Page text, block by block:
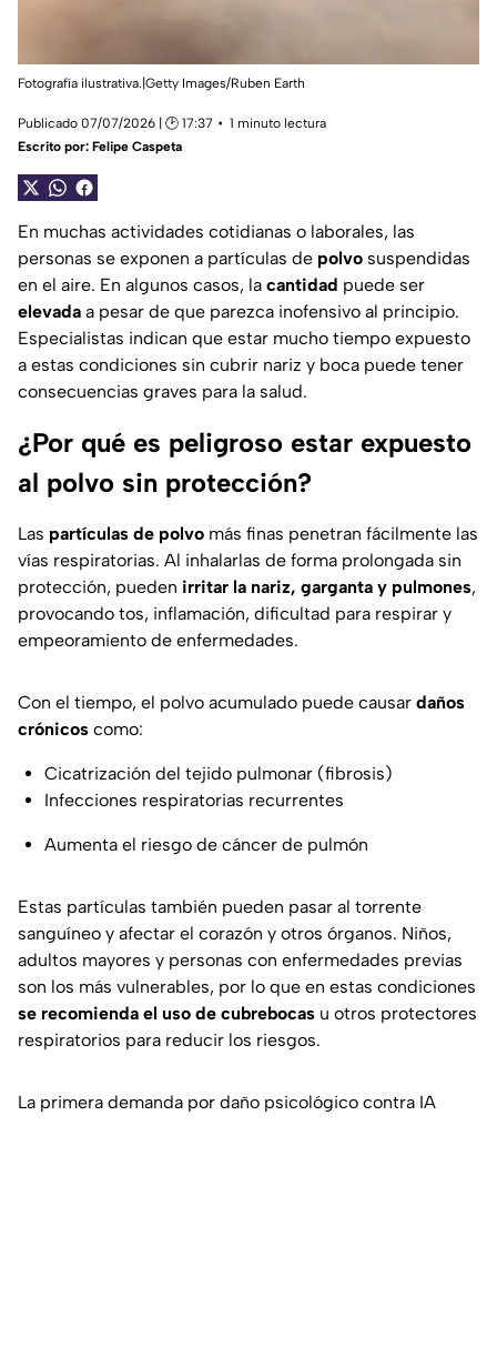
Fotografía ilustrativa.|Getty Images/Ruben Earth
Publicado 07/07/2026 | 🕑 17:37
1 minuto lectura
Escrito por: Felipe Caspeta
En muchas actividades cotidianas o laborales, las
personas se exponen a partículas de polvo suspendidas
en el aire. En algunos casos, la cantidad puede ser
elevada a pesar de que parezca inofensivo al principio.
Especialistas indican que estar mucho tiempo expuesto
a estas condiciones sin cubrir nariz y boca puede tener
consecuencias graves para la salud.
¿Por qué es peligroso estar expuesto
al polvo sin protección?
Las partículas de polvo más finas penetran fácilmente las
vías respiratorias. Al inhalarlas de forma prolongada sin
protección, pueden irritar la nariz, garganta y pulmones,
provocando tos, inflamación, dificultad para respirar y
empeoramiento de enfermedades.
Con el tiempo, el polvo acumulado puede causar daños
crónicos como:
Cicatrización del tejido pulmonar (fibrosis)
Infecciones respiratorias recurrentes
Aumenta el riesgo de cáncer de pulmón
Estas partículas también pueden pasar al torrente
sanguíneo y afectar el corazón y otros órganos. Niños,
adultos mayores y personas con enfermedades previas
son los más vulnerables, por lo que en estas condiciones
se recomienda el uso de cubrebocas u otros protectores
respiratorios para reducir los riesgos.
La primera demanda por daño psicológico contra IA